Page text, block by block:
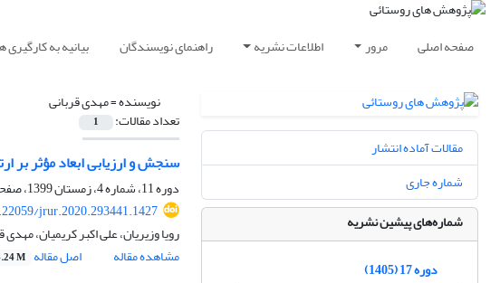
صفحه اصلی مرور اطلاعات نشریه راهنمای نویسندگان بیانیه به
نویسنده =مهدی قربانی
تعداد مقالات: 1
سنجش و ارزیابی ابعاد مؤثر بر
دوره 11، شماره 4، زمستان 1399، صفحه
jrur.2020.293441.1427
رویا وزیریان، علی اکبر کریمیان،
مشاهده مقاله
اصل مقاله M
مقالات آماده انتشار
شماره جاری
شماره‌های پیشین نشریه
دوره 17 (1405)